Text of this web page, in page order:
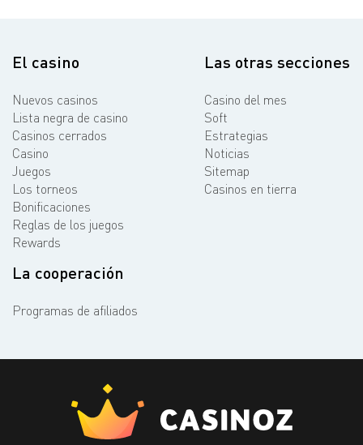
El casino
Nuevos casinos
Lista negra de casino
Casinos cerrados
Casino
Juegos
Los torneos
Bonificaciones
Reglas de los juegos
Rewards
Las otras secciones
Casino del mes
Soft
Estrategias
Noticias
Sitemap
Casinos en tierra
La cooperación
Programas de afiliados